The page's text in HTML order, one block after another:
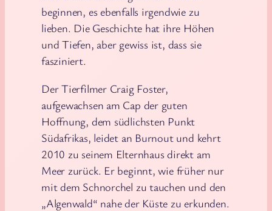
beginnen, es ebenfalls irgendwie zu
lieben. Die Geschichte hat ihre Höhen
und Tiefen, aber gewiss ist, dass sie
fasziniert.
Der Tierfilmer Craig Foster,
aufgewachsen am Cap der guten
Hoffnung, dem südlichsten Punkt
Südafrikas, leidet an Burnout und kehrt
2010 zu seinem Elternhaus direkt am
Meer zurück. Er beginnt, wie früher nur
mit dem Schnorchel zu tauchen und den
„Algenwald“ nahe der Küste zu erkunden.